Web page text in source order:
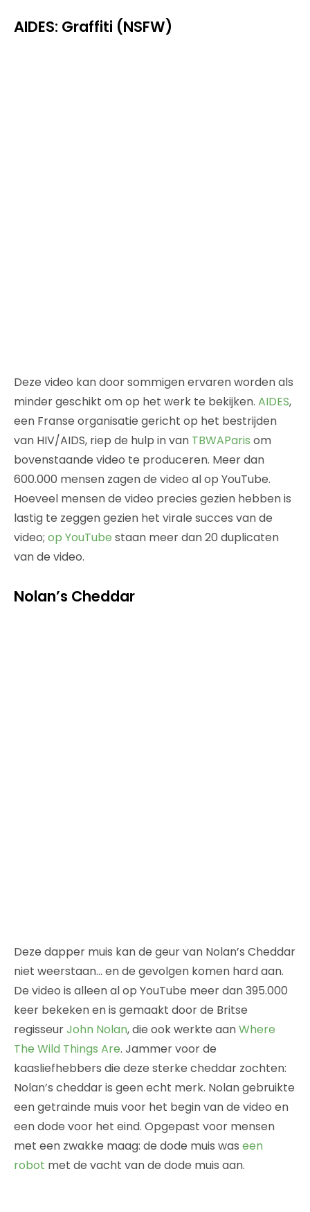
AIDES: Graffiti (NSFW)
Deze video kan door sommigen ervaren worden als
minder geschikt om op het werk te bekijken. AIDES,
een Franse organisatie gericht op het bestrijden
van HIV/AIDS, riep de hulp in van TBWAParis om
bovenstaande video te produceren. Meer dan
600.000 mensen zagen de video al op YouTube.
Hoeveel mensen de video precies gezien hebben is
lastig te zeggen gezien het virale succes van de
video; op YouTube staan meer dan 20 duplicaten
van de video.
Nolan’s Cheddar
Deze dapper muis kan de geur van Nolan’s Cheddar
niet weerstaan… en de gevolgen komen hard aan.
De video is alleen al op YouTube meer dan 395.000
keer bekeken en is gemaakt door de Britse
regisseurJohn Nolan, die ook werkte aanWhere
The Wild Things Are. Jammer voor de
kaasliefhebbers die deze sterke cheddar zochten:
Nolan’s cheddar is geen echt merk. Nolan gebruikte
een getrainde muis voor het begin van de video en
een dode voor het eind. Opgepast voor mensen
met een zwakke maag: de dode muis was een
robot met de vacht van de dode muis aan.